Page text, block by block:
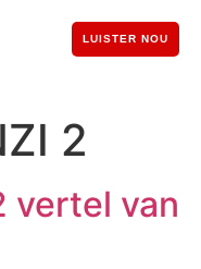
LUISTER NOU
2
vertel van